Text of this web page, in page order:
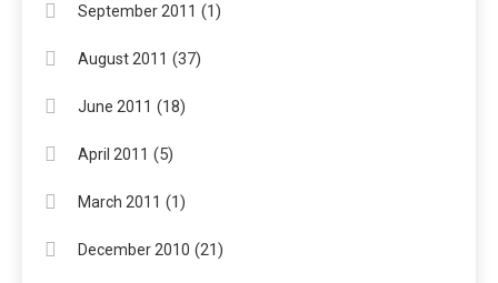
September 2011 (1)
August 2011 (37)
June 2011 (18)
April 2011 (5)
March 2011 (1)
December 2010 (21)